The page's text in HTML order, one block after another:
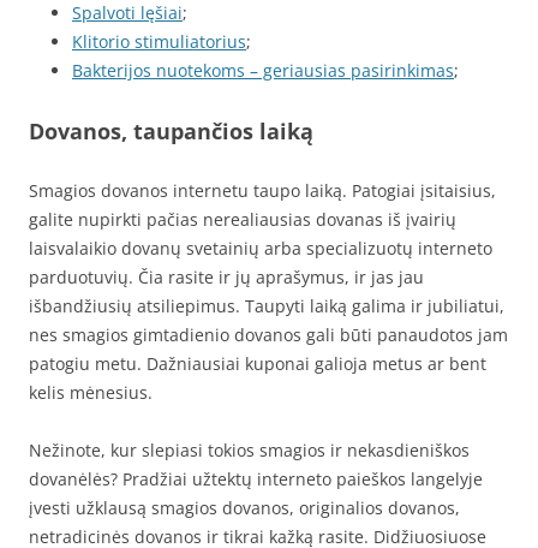
Spalvoti lęšiai;
Klitorio stimuliatorius;
Bakterijos nuotekoms – geriausias pasirinkimas;
Dovanos, taupančios laiką
Smagios dovanos internetu taupo laiką. Patogiai įsitaisius,
galite nupirkti pačias nerealiausias dovanas iš įvairių
laisvalaikio dovanų svetainių arba specializuotų interneto
parduotuvių. Čia rasite ir jų aprašymus, ir jas jau
išbandžiusių atsiliepimus. Taupyti laiką galima ir jubiliatui,
nes smagios gimtadienio dovanos gali būti panaudotos jam
patogiu metu. Dažniausiai kuponai galioja metus ar bent
kelis mėnesius.
Nežinote, kur slepiasi tokios smagios ir nekasdieniškos
dovanėlės? Pradžiai užtektų interneto paieškos langelyje
įvesti užklausą smagios dovanos, originalios dovanos,
netradicinės dovanos ir tikrai kažką rasite. Didžiuosiuose